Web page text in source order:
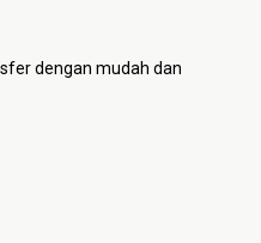
dengan mudah dan